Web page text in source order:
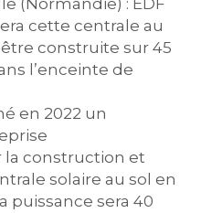
(Normandie) : EDF
cette centrale au
construite sur 45
l’enceinte de
en 2022 un
construction et
solaire au sol en
puissance sera 40